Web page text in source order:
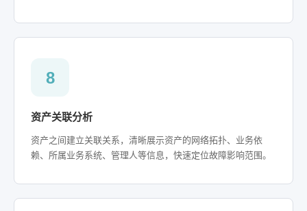
8
资产关联分析
资产之间建立关联关系，清晰展示资产的网络拓扑、业务依
赖、所属业务系统、管理人等信息，快速定位故障影响范围。